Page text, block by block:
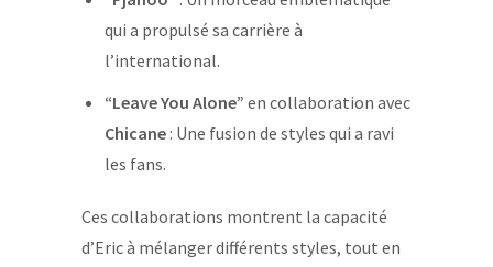
qui a propulsé sa carrière à
l’international.
“Leave You Alone” en collaboration avec
Chicane: Une fusion de styles qui a ravi
les fans.
Ces collaborations montrent la capacité
d’Eric à mélanger différents styles, tout en